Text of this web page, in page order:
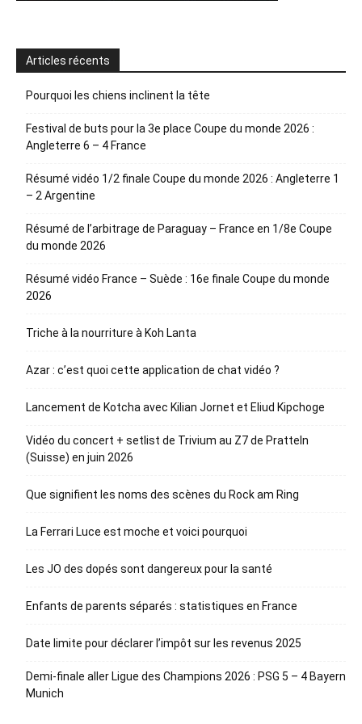
Articles récents
Pourquoi les chiens inclinent la tête
Festival de buts pour la 3e place Coupe du monde 2026 :
Angleterre 6 – 4 France
Résumé vidéo 1/2 finale Coupe du monde 2026 : Angleterre 1
– 2 Argentine
Résumé de l’arbitrage de Paraguay – France en 1/8e Coupe
du monde 2026
Résumé vidéo France – Suède : 16e finale Coupe du monde
2026
Triche à la nourriture à Koh Lanta
Azar : c’est quoi cette application de chat vidéo ?
Lancement de Kotcha avec Kilian Jornet et Eliud Kipchoge
Vidéo du concert + setlist de Trivium au Z7 de Pratteln
(Suisse) en juin 2026
Que signifient les noms des scènes du Rock am Ring
La Ferrari Luce est moche et voici pourquoi
Les JO des dopés sont dangereux pour la santé
Enfants de parents séparés : statistiques en France
Date limite pour déclarer l’impôt sur les revenus 2025
Demi-finale aller Ligue des Champions 2026 : PSG 5 – 4 Bayern
Munich